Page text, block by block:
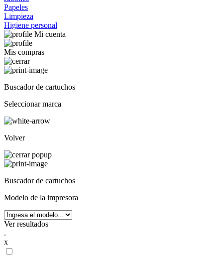
Papeles
Limpieza
Higiene personal
Mi cuenta
Mis compras
Buscador de cartuchos
Seleccionar marca
Volver
Buscador de cartuchos
Modelo de la impresora
Ver resultados
.
x